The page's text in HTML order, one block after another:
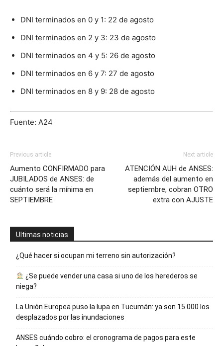
DNI terminados en 0 y 1: 22 de agosto
DNI terminados en 2 y 3: 23 de agosto
DNI terminados en 4 y 5: 26 de agosto
DNI terminados en 6 y 7: 27 de agosto
DNI terminados en 8 y 9: 28 de agosto
Fuente: A24
Previous article
Aumento CONFIRMADO para
JUBILADOS de ANSES: de
cuánto será la mínima en
SEPTIEMBRE
Next article
ATENCIÓN AUH de ANSES:
además del aumento en
septiembre, cobran OTRO
extra con AJUSTE
Ultimas noticias
¿Qué hacer si ocupan mi terreno sin autorización?
¿Se puede vender una casa si uno de los herederos se
niega?
La Unión Europea puso la lupa en Tucumán: ya son 15.000 los
desplazados por las inundaciones
ANSES cuándo cobro: el cronograma de pagos para este